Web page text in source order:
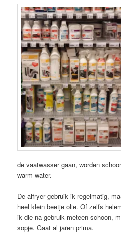
de vaatwasser gaan, worden
warm water.
De aifryer gebruik ik regelmatig,
heel klein beetje olie. Of zelfs
ik die na gebruik meteen schoon,
sopje. Gaat al jaren prima.